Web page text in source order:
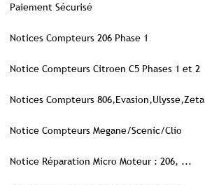
Paiement Sécurisé
Notices Compteurs 206 Phase 1
Notice Compteurs Citroen C5 Phases 1 et 2
Notices Compteurs 806,Evasion,Ulysse,Zeta
Notice Compteurs Megane/Scenic/Clio
Notice Réparation Micro Moteur : 206, ...